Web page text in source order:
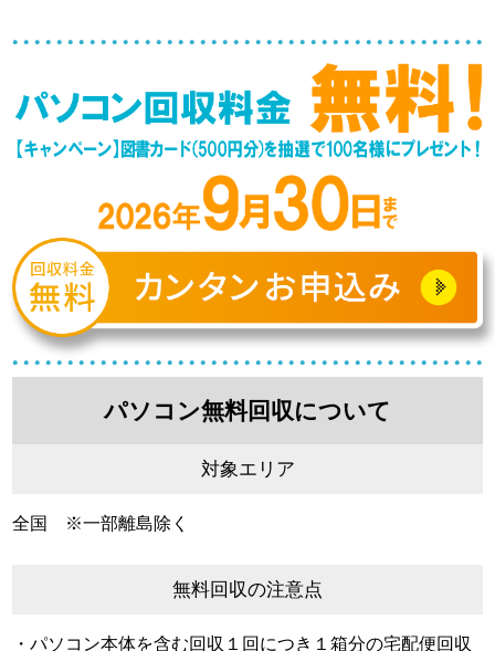
パソコン無料回収について
対象エリア
全国 ※一部離島除く
無料回収の注意点
・パソコン本体を含む回収１回につき１箱分の宅配便回収